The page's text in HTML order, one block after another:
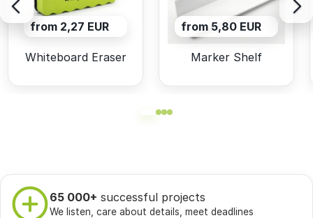
from 2,27 EUR
Whiteboard Eraser
from 5,80 EUR
Marker Shelf
65 000+ successful projects
We listen, care about details, meet deadlines